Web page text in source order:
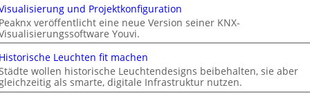
und Projektkonfiguration
veröffentlicht eine neue Version seiner KNX-
Youvi.
Leuchten fit machen
wollen historische Leuchtendesigns beibehalten, sie aber
als smarte, digitale Infrastruktur nutzen.